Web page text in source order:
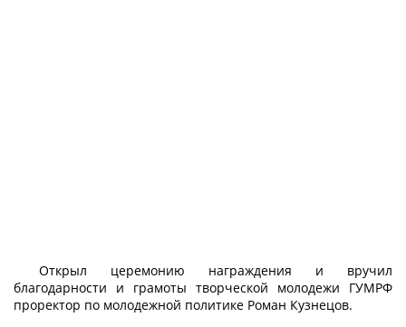
Открыл церемонию награждения и вручил
благодарности и грамоты творческой молодежи ГУМРФ
проректор по молодежной политике Роман Кузнецов.